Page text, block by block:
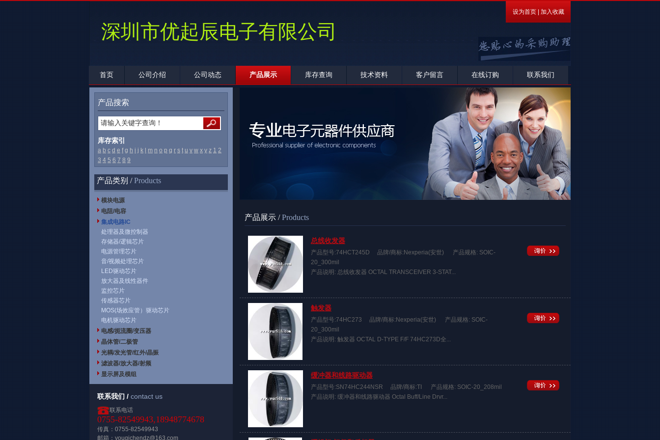
深圳市优起辰电子有限公司
设为首页| 加入收藏
首页 公司介绍 公司动态 产品展示 库存查询 技术资料 客户留言 在线订购 联系我们
产品搜索
库存索引
a b c d e f g h i j k m n o p q r s t u v w x y z 1 2
3 4 5 6 7 8 9
产品类别 /Products
模块电源
电阻/电容
集成电路IC
处理器及微控制器
存储器/逻辑芯片
电源管理芯片
音/视频处理芯片
LED驱动芯片
放大器及线性器件
监控芯片
传感器芯片
MOS(场效应管）驱动芯片
电机驱动芯片
电感/扼流圈/变压器
晶体管/二极管
光耦/发光管/红外/晶振
滤波器/放大器/射频
显示屏及模组
联系我们 / contact us
联系电话
0755-82549943,18948774678
传真：0755-82549943
邮箱：youqichendz@163.com
产品展示 /Products
总线收发器
产品型号:74HCT245D 品牌/商标:Nexperia(安世)
产品规格: SOIC-
20_300mil
产品说明: 总线收发器 OCTAL TRANSCEIVER 3-STAT...
触发器
产品型号:74HC273 品牌/商标:Nexperia(安世)
产品规格: SOIC-
20_300mil
产品说明: 触发器 OCTAL D-TYPE F/F 74HC273D全...
缓冲器和线路驱动器
产品型号:SN74HC244NSR 品牌/商标:TI
产品规格: SOIC-20_208mil
产品说明: 缓冲器和线路驱动器 Octal Buff/Line Drvr...